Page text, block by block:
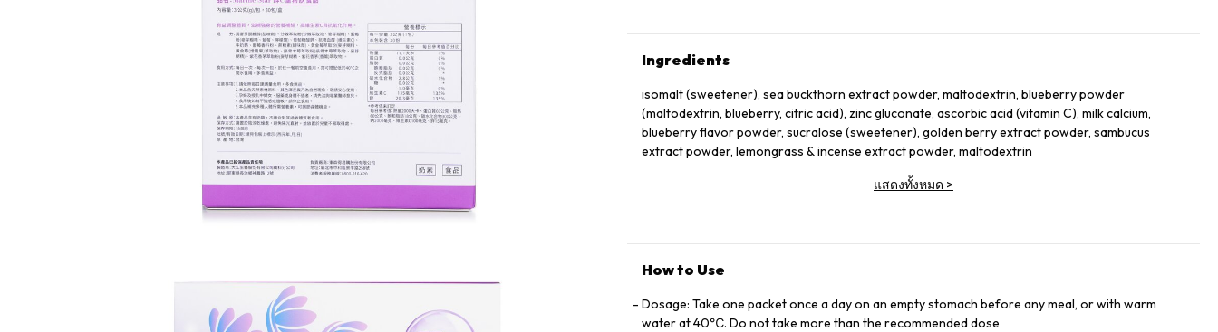
Ingredients
isomalt (sweetener), sea buckthorn extract powder, maltodextrin, blueberry powder
(maltodextrin, blueberry, citric acid), zinc gluconate, ascorbic acid (vitamin C), milk calcium,
blueberry flavor powder, sucralose (sweetener), golden berry extract powder, sambucus
extract powder, lemongrass & incense extract powder, maltodextrin
แสดงทั้งหมด >
How to Use
Dosage: Take one packet once a day on an empty stomach before any meal, or with warm
water at 40℃. Do not take more than the recommended dose